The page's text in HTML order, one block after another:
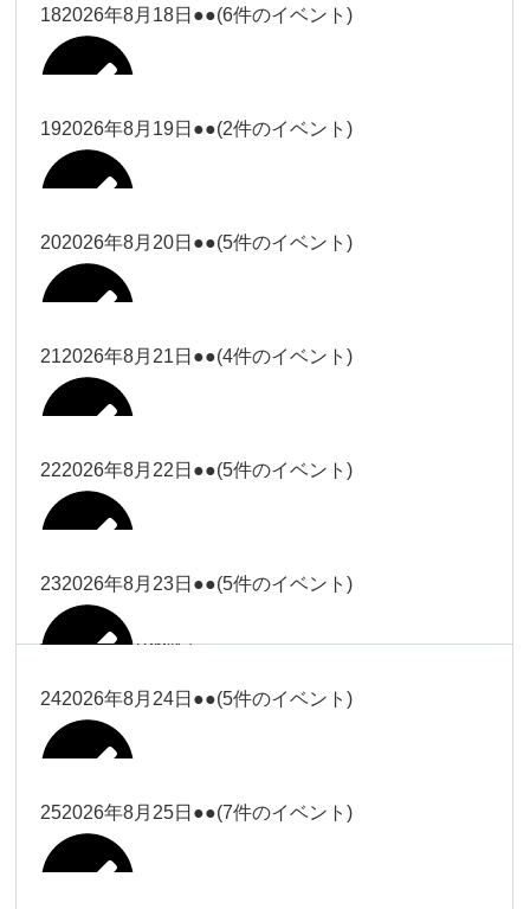
2026年8月2日
院長
Close Close
2026年8月3日
2026年8月7日
Close
関谷（17-19時）
2026年8月8日
院長
院長
小林
Close
2026年8月9日
ー18時）
Close Close
2026年8月9日
19時）
Close Close
2026年8月9日
2026年8月10日
関谷（17-
Close
関谷（17-19時）
2026年8月10日
院長
院長
時ー19
時）
松本（17時ー19時）
武井
Close
2026年8月11日
Close Close
院長
2026年8月11日
2026年8月13日
武井
武井
関谷（17-
19時）
関谷（17-19時）
院長
Close Close
ー18時）
Close Close
松本（9時ー18時）
2026年8月14日
Close
武井
2026年8月14日
関谷（17-
Close
関谷（17-19時）
2026年8月14日
2026年8月15日
小林
Close Close
2026年8月15日
Close
武井
2026年8月15日
関谷（17-
Close
関谷（17-19時）
大西
Close Close
小林
2026年8月16日
武井(9時ー
Close
武井(9時ー18時)
2026年8月16日
無題のイベ
塩川
塩川
大西
Close Close
大西
2026年8月17日
小林
小林
182026年8月18日 ●●(6件のイベント)
冨田（17
時）
Close Close
2026年8月18日
大西（9時
ー18時）
Close Close
大西（9時ー18時）
2026年8月18日
小林
192026年8月19日 ●●(2件のイベント)
冨田
冨田
塩川
Close Close
塩川
2026年8月19日
202026年8月20日 ●●(5件のイベント)
冨田
冨田
Close Close
塩川
2026年8月20日
212026年8月21日 ●●(4件のイベント)
塩川
塩川
松本（9時
ー18時）
Close Close
222026年8月22日 ●●(5件のイベント)
冨田（9時
Close Close
冨田（9時ー18時）
2026年8月22日
232026年8月23日 ●●(5件のイベント)
小林
小林
242026年8月24日 ●●(5件のイベント)
大西
252026年8月25日 ●●(7件のイベント)